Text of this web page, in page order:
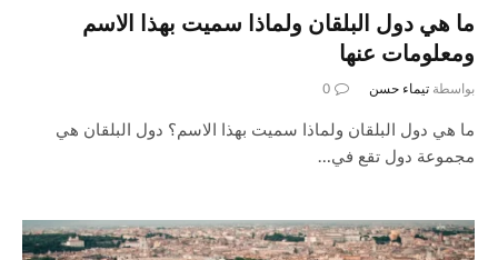
ما هي دول البلقان ولماذا سميت بهذا الاسم
ومعلومات عنها
بواسطة تيماء حسن 0
ما هي دول البلقان ولماذا سميت بهذا الاسم؟ دول البلقان هي
مجموعة دول تقع في…